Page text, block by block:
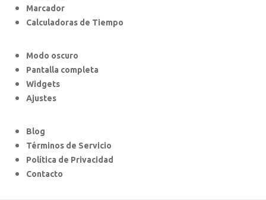
Marcador
Calculadoras de Tiempo
Modo oscuro
Pantalla completa
Widgets
Ajustes
Blog
Términos de Servicio
Política de Privacidad
Contacto